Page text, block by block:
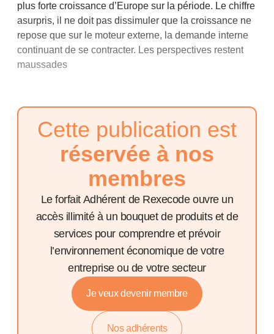
plus forte croissance d’Europe sur la période. Le chiffre
asurpris, il ne doit pas dissimuler que la croissance ne
repose que sur le moteur externe, la demande interne
continuant de se contracter. Les perspectives restent
maussades
Cette publication est
réservée à nos
membres
Le forfait Adhérent de Rexecode ouvre un
accès illimité à un bouquet de produits et de
services pour comprendre et prévoir
l’environnement économique de votre
entreprise ou de votre secteur
Je veux devenir membre
Nos adhérents